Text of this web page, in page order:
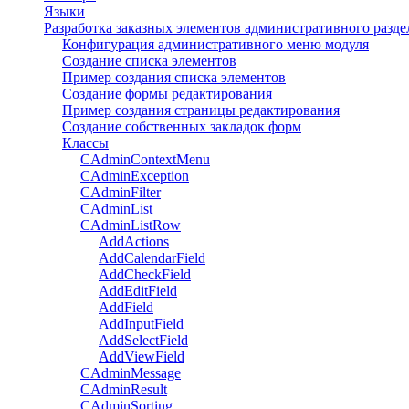
Языки
Разработка заказных элементов административного
Конфигурация административного меню модуля
Создание списка элементов
Пример создания списка элементов
Создание формы редактирования
Пример создания страницы редактирования
Создание собственных закладок форм
Классы
CAdminContextMenu
CAdminException
CAdminFilter
CAdminList
CAdminListRow
AddActions
AddCalendarField
AddCheckField
AddEditField
AddField
AddInputField
AddSelectField
AddViewField
CAdminMessage
CAdminResult
CAdminSorting